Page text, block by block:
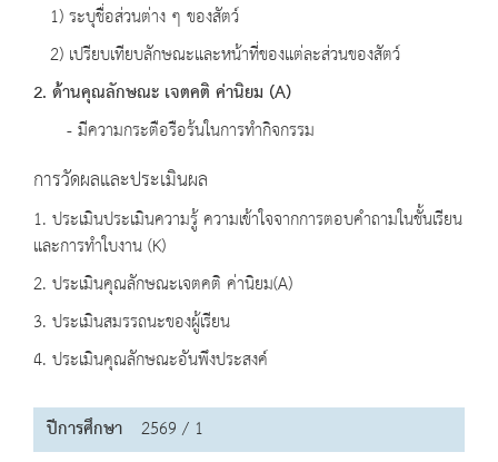
1) ระบุชื่อส่วนต่าง ๆ ของสัตว์
2) เปรียบเทียบลักษณะและหน้าที่ของแต่ละส่วนของสัตว์
2. ด้านคุณลักษณะ เจตคติ ค่านิยม (A)
- มีความกระตือรือร้นในการทำกิจกรรม
การวัดผลและประเมินผล
1. ประเมินประเมินความรู้ ความเข้าใจจากการตอบคำถามในชั้นเรียน
และการทำใบงาน (K)
2. ประเมินคุณลักษณะเจตคติ ค่านิยม(A)
3. ประเมินสมรรถนะของผู้เรียน
4. ประเมินคุณลักษณะอันพึงประสงค์
ปีการศึกษา 2569 / 1